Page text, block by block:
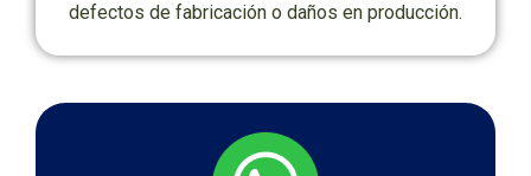
defectos de fabricación o daños en producción.